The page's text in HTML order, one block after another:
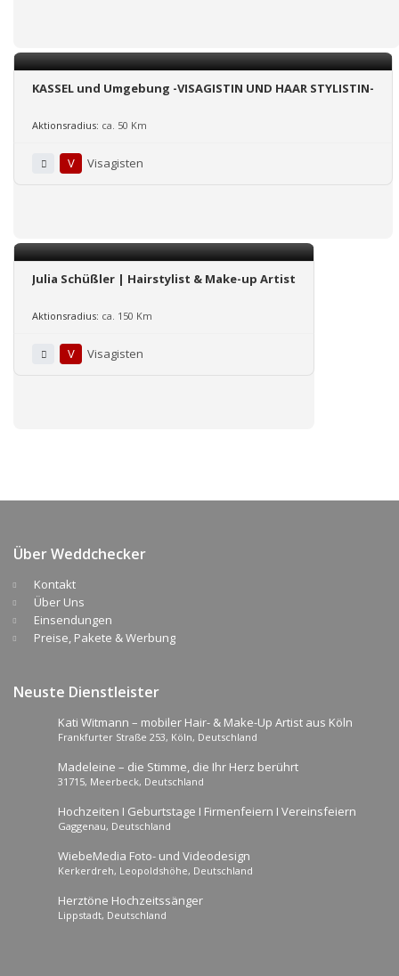
KASSEL und Umgebung -VISAGISTIN UND HAAR STYLISTIN-
Aktionsradius: ca. 50 Km
V Visagisten
Julia Schüßler | Hairstylist & Make-up Artist
Aktionsradius: ca. 150 Km
V Visagisten
Über Weddchecker
Kontakt
Über Uns
Einsendungen
Preise, Pakete & Werbung
Neuste Dienstleister
Kati Witmann – mobiler Hair- & Make-Up Artist aus Köln
Frankfurter Straße 253, Köln, Deutschland
Madeleine – die Stimme, die Ihr Herz berührt
31715, Meerbeck, Deutschland
Hochzeiten I Geburtstage I Firmenfeiern I Vereinsfeiern
Gaggenau, Deutschland
WiebeMedia Foto- und Videodesign
Kerkerdreh, Leopoldshöhe, Deutschland
Herztöne Hochzeitssänger
Lippstadt, Deutschland